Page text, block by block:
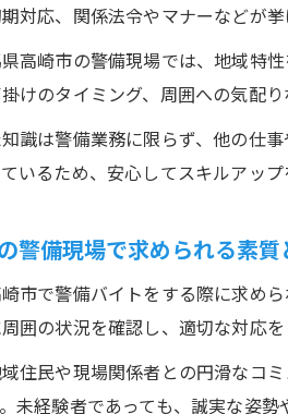
対応、関係法令やマナーなどが
高崎市の警備現場では、地域特
けのタイミング、周囲への気配
識は警備業務に限らず、他の仕
いるため、安心してスキルアップ
警備現場で求められる素質
市で警備バイトをする際に求め
囲の状況を確認し、適切な対応を
住民や現場関係者との円滑なコ
未経験者であっても、誠実な姿